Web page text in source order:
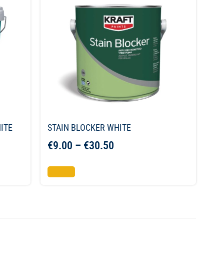
STAIN BLOCKER WHITE
€9.00 – €30.50